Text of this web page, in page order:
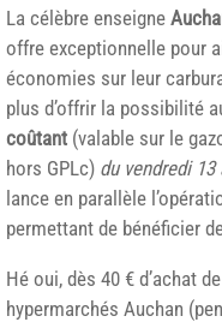
La célèbre enseigne
offre exceptionnelle pour
économies sur leur
plus d’offrir la possibilité
coûtant (valable sur le
hors GPLc) du vendredi
lance en parallèle
permettant de bénéficier
Hé oui, dès 40 € d’achat
hypermarchés Auchan